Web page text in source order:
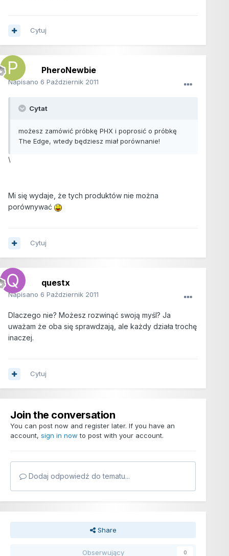
Cytuj
PheroNewbie
Napisano 6 Październik 2011
Cytat
możesz zamówić próbkę PHX i poprosić o próbkę
The Edge, wtedy będziesz miał porównanie!
\
Mi się wydaje, że tych produktów nie można
porównywać
Cytuj
questx
Napisano 6 Październik 2011
Dlaczego nie? Możesz rozwinąć swoją myśl? Ja
uważam że oba się sprawdzają, ale każdy działa trochę
inaczej.
Cytuj
Join the conversation
You can post now and register later. If you have an
account, sign in now to post with your account.
Dodaj odpowiedź do tematu...
Share
Obserwujący 0